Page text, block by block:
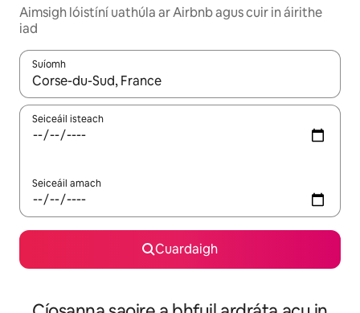
Aimsigh lóistíní uathúla ar Airbnb agus cuir in áirithe
iad
Suíomh
Nuair a bheidh torthaí ar fáil, déan nascleanúint le
Seiceáil isteach
Seiceáil amach
Cuardaigh